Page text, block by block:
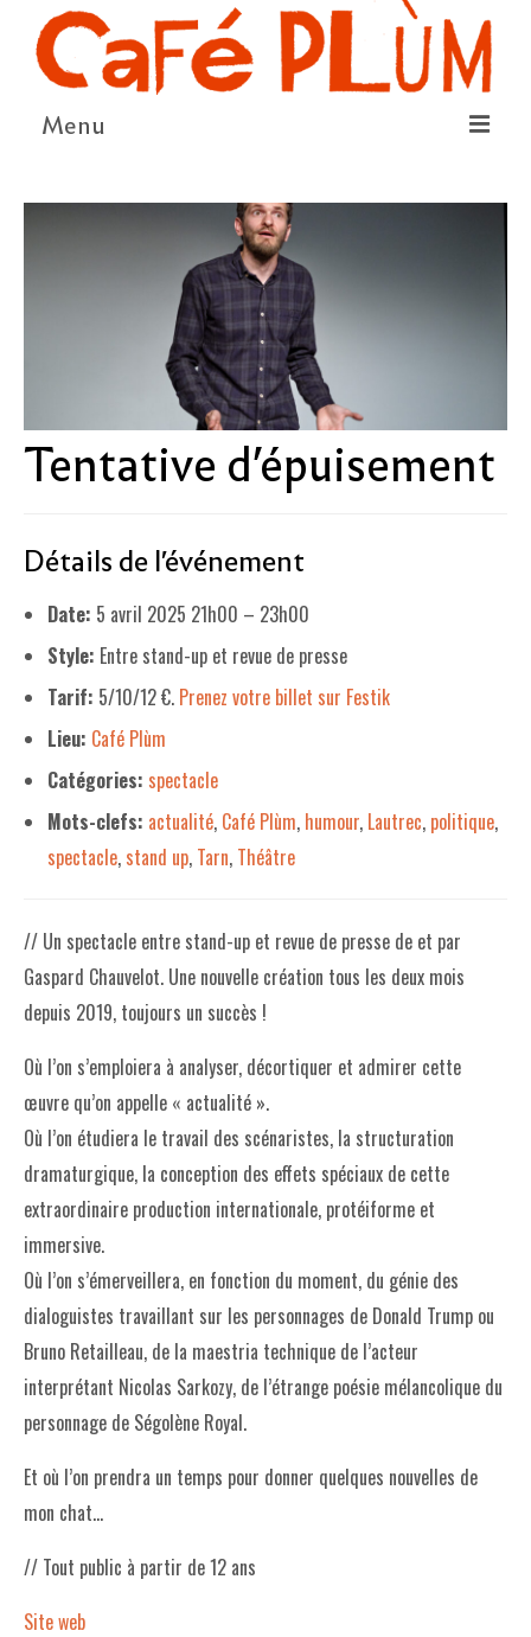
Menu
LA COOPÉRATIVE & L’ASSO
LE CONSEIL COOPÉRATIF
NOUS SOUTENIR
DÉTAIL DES ÉVÉNEMENTS
LA SAISON CULTURELLE
LE PROJET DE TERRITOIRE
LE CAFÉ/RESTO
LA CARTE
NOS FOURNISSEUR·EUSE·S
LA LIBRAIRIE
UNE LIBRAIRIE INDÉPENDANTE
LES EXPOSITIONS
INFOS & ACCESSIBILITÉ
Tentative d’épuisement
Détails de l'événement
Date: 5 avril 2025 21h00 – 23h00
Style: Entre stand-up et revue de presse
Tarif: 5/10/12 €. Prenez votre billet sur Festik
Lieu: Café Plùm
Catégories: spectacle
Mots-clefs: actualité, Café Plùm, humour, Lautrec, politique,
spectacle, stand up, Tarn, Théâtre
// Un spectacle entre stand-up et revue de presse de et par
Gaspard Chauvelot. Une nouvelle création tous les deux mois
depuis 2019, toujours un succès !
Où l’on s’emploiera à analyser, décortiquer et admirer cette
œuvre qu’on appelle « actualité ».
Où l’on étudiera le travail des scénaristes, la structuration
dramaturgique, la conception des effets spéciaux de cette
extraordinaire production internationale, protéiforme et
immersive.
Où l’on s’émerveillera, en fonction du moment, du génie des
dialoguistes travaillant sur les personnages de Donald Trump ou
Bruno Retailleau, de la maestria technique de l’acteur
interprétant Nicolas Sarkozy, de l’étrange poésie mélancolique du
personnage de Ségolène Royal.
Et où l’on prendra un temps pour donner quelques nouvelles de
mon chat…
// Tout public à partir de 12 ans
Site web